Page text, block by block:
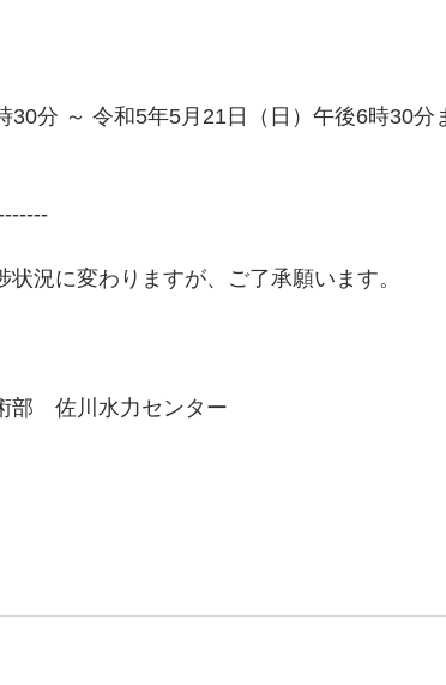
30分 ～ 令和5年5月21日（日）午後6時30分
況に変わりますが、ご了承願います。
部　佐川水力センター